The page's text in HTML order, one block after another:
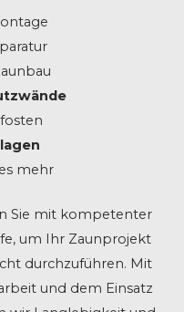
mehr
Sie mit kompetenter
um Ihr Zaunprojekt
durchzuführen. Mit
und dem Einsatz